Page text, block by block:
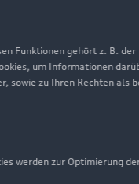
Funktionen gehört z. B. der
um Informationen
sowie zu Ihren Rechten als
werden zur Optimierung